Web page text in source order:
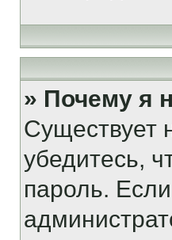
» Почему я
Существует
убедитесь,
пароль.